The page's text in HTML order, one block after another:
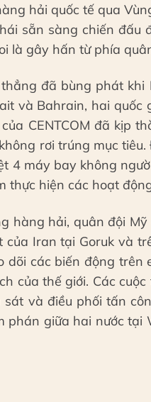
hải quốc tế qua
sẵn sàng chiến đấu
là gây hấn từ phía
đã bùng phát
và Bahrain, hai quốc
CENTCOM đã kịp
rơi trúng mục
4 máy bay không
thực hiện các hoạt
hàng hải, quân đội
Iran tại Goruk và
các biến động trên
của thế giới. Các
và điều phối tấn
phán giữa hai nước tại